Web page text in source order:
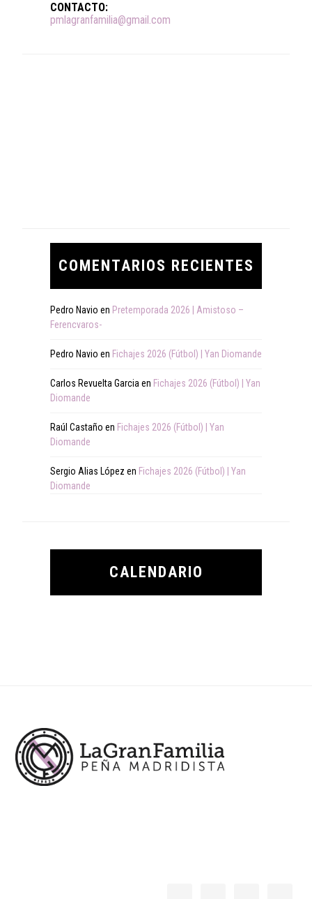
CONTACTO:
pmlagranfamilia@gmail.com
COMENTARIOS RECIENTES
Pedro Navio en Pretemporada 2026 | Amistoso –
Ferencvaros-
Pedro Navio en Fichajes 2026 (Fútbol) | Yan Diomande
Carlos Revuelta Garcia en Fichajes 2026 (Fútbol) | Yan
Diomande
Raúl Castaño en Fichajes 2026 (Fútbol) | Yan
Diomande
Sergio Alias López en Fichajes 2026 (Fútbol) | Yan
Diomande
CALENDARIO